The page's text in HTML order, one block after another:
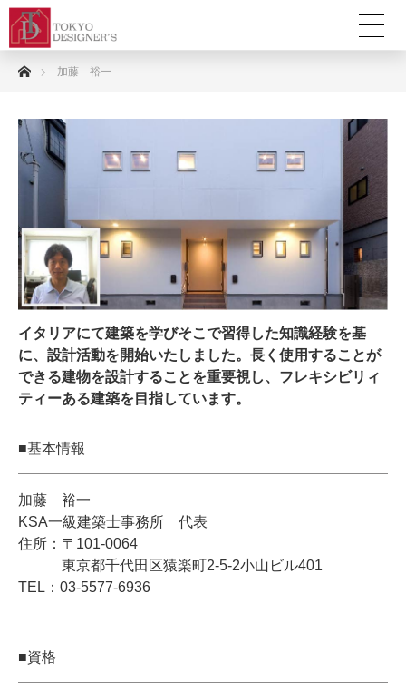
ホーム加藤 裕一
イタリアにて建築を学びそこで習得した知識経験を基
に、設計活動を開始いたしました。長く使用することが
できる建物を設計することを重要視し、フレキシビリィ
ティーある建築を目指しています。
■基本情報
加藤 裕一
KSA一級建築士事務所 代表
住所：〒101-0064
東京都千代田区猿楽町2-5-2小山ビル401
TEL：03-5577-6936
■資格